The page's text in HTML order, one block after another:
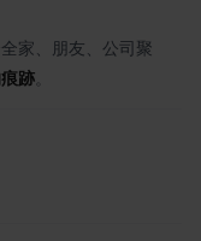
家、朋友、公司聚
跡